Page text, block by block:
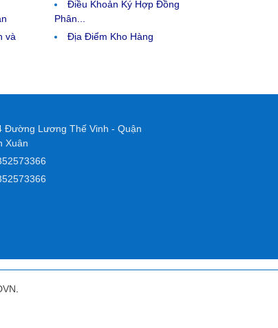
và
Điều Khoản Ký Hợp Đồng
Phân...
Địa Điểm Kho Hàng
Đường Lương Thế Vinh - Quận
Xuân